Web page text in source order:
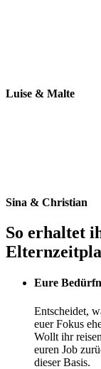
Luise & Malte
Sina & Christian
So erhaltet
Eure
Entscheidet,
euer Fokus
Wollt ihr
euren Job
dieser Basis.